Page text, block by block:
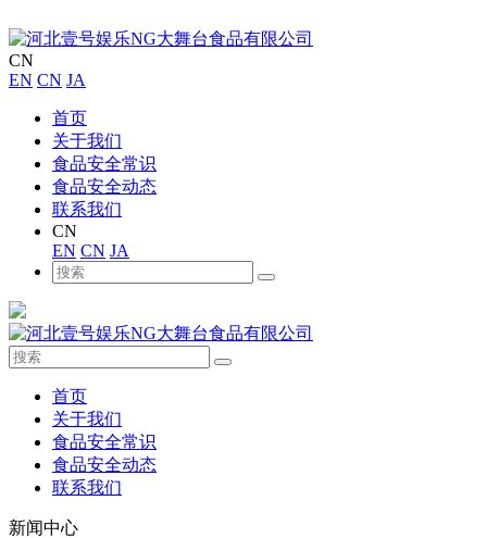
CN
EN CN JA
首页
关于我们
食品安全常识
食品安全动态
联系我们
CN
EN CN JA
首页
关于我们
食品安全常识
食品安全动态
联系我们
新闻中心